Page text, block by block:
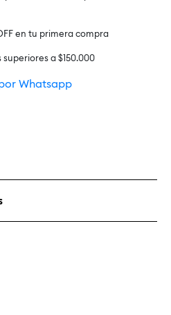
en tu primera compra
a $150.000
Whatsapp